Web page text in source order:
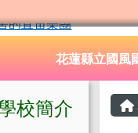
國民
列 花蓮縣立國風
邊區域內容
區域